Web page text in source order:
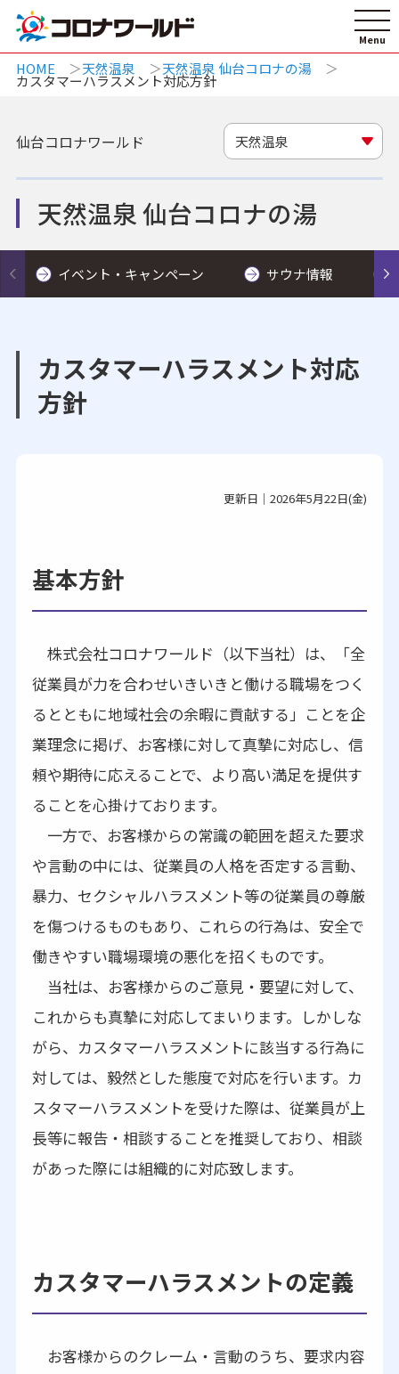
HOME 天然温泉 天然温泉 仙台コロナの湯
カスタマーハラスメント対応方針
天然温泉 仙台コロナの湯
仙台コロナワールド 天然温泉
イベント・キャンペーン サウナ情報
カスタマーハラスメント対応
方針
更新日｜2026年5月22日(金)
基本方針
株式会社コロナワールド（以下当社）は、「全
従業員が力を合わせいきいきと働ける職場をつく
るとともに地域社会の余暇に貢献する」ことを企
業理念に掲げ、お客様に対して真摯に対応し、信
頼や期待に応えることで、より高い満足を提供す
ることを心掛けております。
一方で、お客様からの常識の範囲を超えた要求
や言動の中には、従業員の人格を否定する言動、
暴力、セクシャルハラスメント等の従業員の尊厳
を傷つけるものもあり、これらの行為は、安全で
働きやすい職場環境の悪化を招くものです。
当社は、お客様からのご意見・要望に対して、
これからも真摯に対応してまいります。しかしな
がら、カスタマーハラスメントに該当する行為に
対しては、毅然とした態度で対応を行います。カ
スタマーハラスメントを受けた際は、従業員が上
長等に報告・相談することを推奨しており、相談
があった際には組織的に対応致します。
カスタマーハラスメントの定義
お客様からのクレーム・言動のうち、要求内容